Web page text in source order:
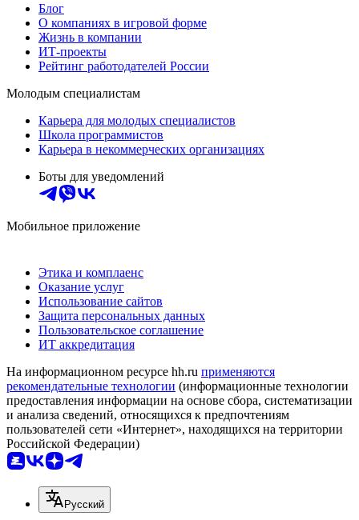
Блог
О компаниях в игровой форме
Жизнь в компании
ИТ-проекты
Рейтинг работодателей России
Молодым специалистам
Карьера для молодых специалистов
Школа программистов
Карьера в некоммерческих организациях
Боты для уведомлений
Мобильное приложение
Этика и комплаенс
Оказание услуг
Использование сайтов
Защита персональных данных
Пользовательское соглашение
ИТ аккредитация
На информационном ресурсе hh.ru применяются
рекомендательные технологии (информационные технологии
предоставления информации на основе сбора, систематизации
и анализа сведений, относящихся к предпочтениям
пользователей сети «Интернет», находящихся на территории
Российской Федерации)
Русский